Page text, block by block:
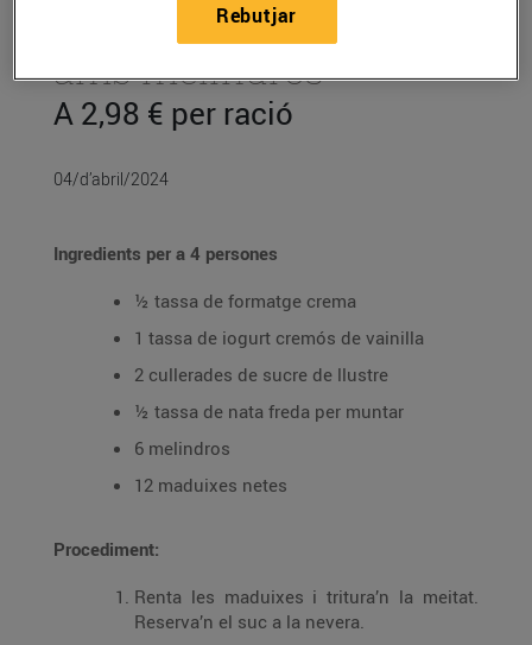
Cremós de maduixes
amb melindros
A 2,98 € per ració
04/d’abril/2024
Ingredients per a 4 persones
½ tassa de formatge crema
1 tassa de iogurt cremós de vainilla
2 cullerades de sucre de llustre
½ tassa de nata freda per muntar
6 melindros
12 maduixes netes
Procediment:
Renta les maduixes i tritura’n la meitat.
Reserva’n el suc a la nevera.
Rebutjar